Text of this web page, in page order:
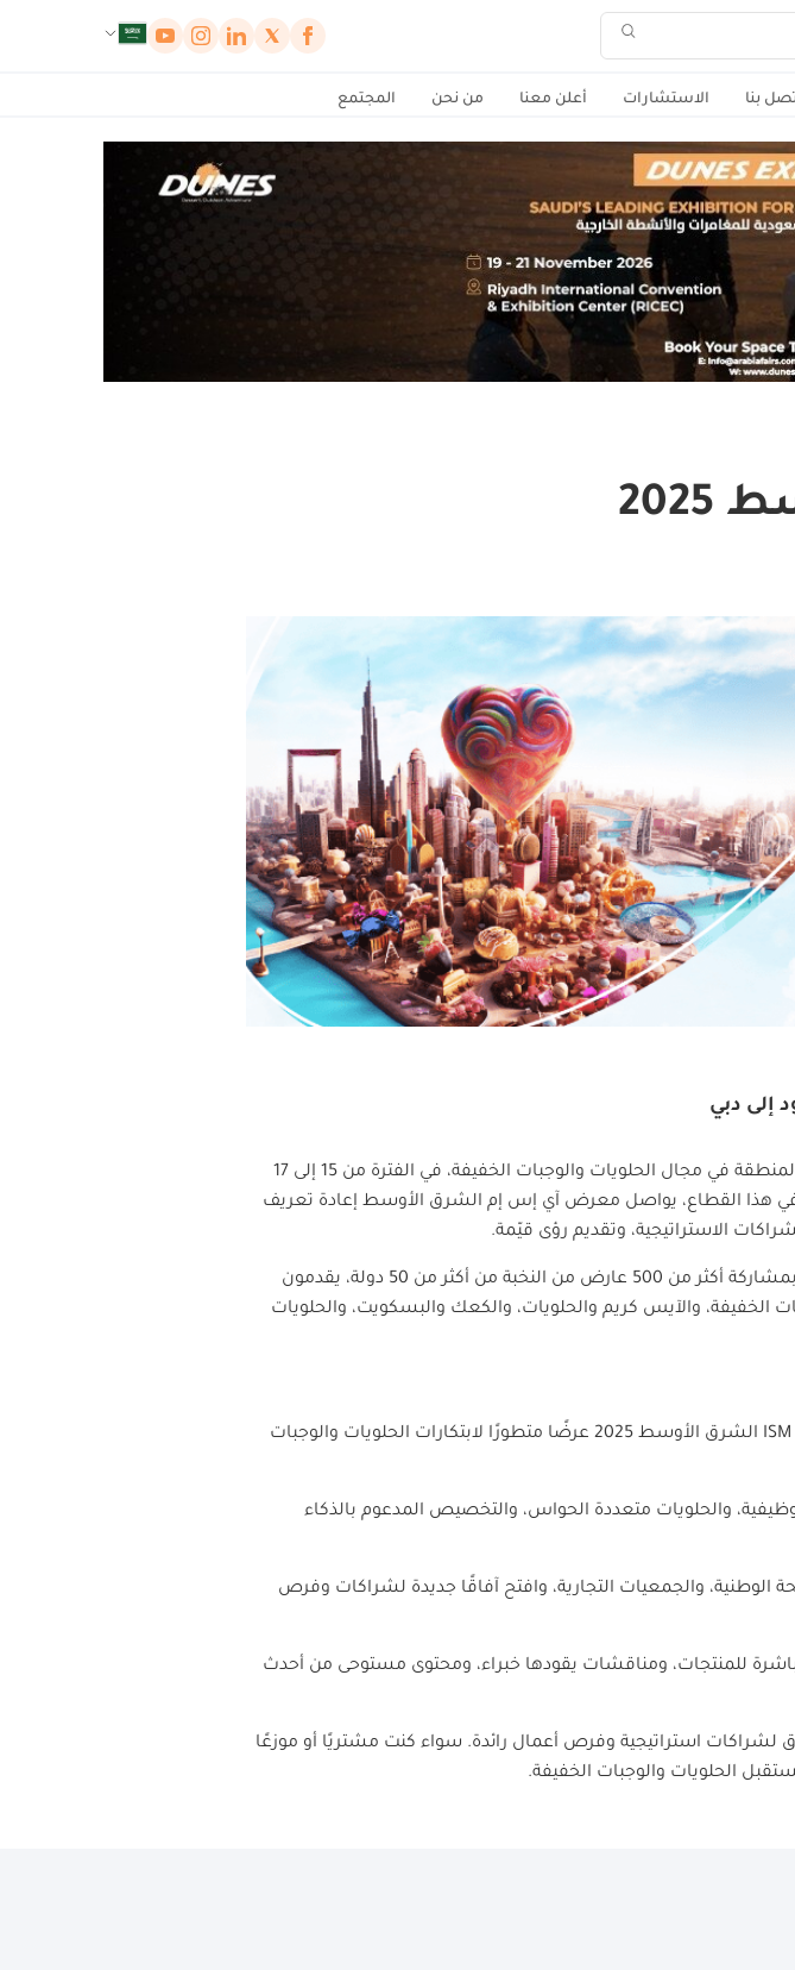
بنا الاستشارات أعلن معنا من نحن المجتمع
إلى دبي
يُقام معرض آي إس إم الشرق الأوسط 2025، المعرض التجاري الرائد في المنطقة في مجال الحلويات والوجبات الخفيفة، في الفترة من 15 إلى 17
لمحترفي هذا القطاع، يواصل معرض آي إس إم الشرق الأوسط إعادة تعريف
الاستراتيجية، وتقديم رؤى قيّمة.
من المتوقع أن تكون نسخة هذا العام أكبر وأكثر حيوية من أي وقت مضى، بمشاركة أكثر من 500 عارض من النخبة من أكثر من 50 دولة، يقدمون
الخفيفة، والآيس كريم والحلويات، والكعك والبسكويت، والحلويات
ISM
الشرق الأوسط 2025 عرضًا متطورًا لابتكارات الحلويات والوجبات
والحلويات متعددة الحواس، والتخصيص المدعوم بالذكاء
الوطنية، والجمعيات التجارية، وافتح آفاقًا جديدة لشراكات وفرص
للمنتجات، ومناقشات يقودها خبراء، ومحتوى مستوحى من أحدث
انطلاق لشراكات استراتيجية وفرص أعمال رائدة. سواء كنت مشتريًا أو موزعًا
الحلويات والوجبات الخفيفة.
لوحة إدارة ملفات تعريف الارتباط